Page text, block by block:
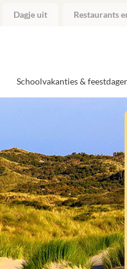
Dagje uit Restaurants
Schoolvakanties &